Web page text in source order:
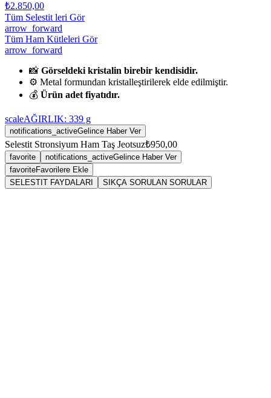
₺2.850,00
Tüm Selestit leri Gör
arrow_forward
Tüm Ham Kütleleri Gör
arrow_forward
📸 Görseldeki kristalin birebir kendisidir.
⚙️ Metal formundan kristalleştirilerek elde edilmiştir.
💰 Ürün adet fiyatıdır.
scaleAĞIRLIK: 339 g
notifications_activeGelince Haber Ver
Selestit Stronsiyum Ham Taş Jeotsuz₺950,00
favorite notifications_activeGelince Haber Ver
favoriteFavorilere Ekle
SELESTIT FAYDALARI
SIKÇA SORULAN SORULAR